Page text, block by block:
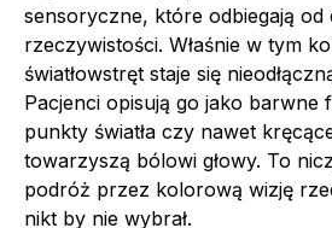
sensoryczne, które odbiegają od
rzeczywistości. Właśnie w tym
światłowstręt staje się
Pacjenci opisują go jako barwne
punkty światła czy nawet
towarzyszą bólowi głowy. To
podróż przez kolorową wizję
nikt by nie wybrał.